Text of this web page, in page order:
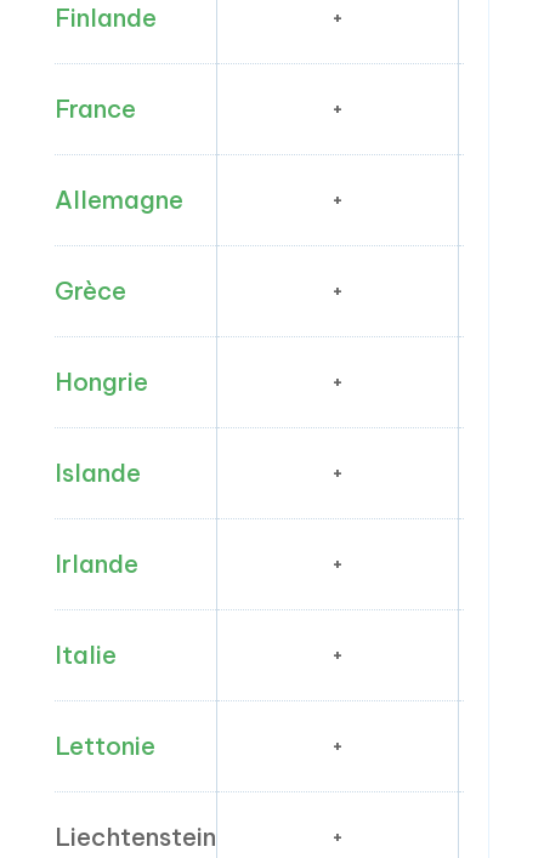
Finlande +
France +
Allemagne +
Grèce +
Hongrie +
Islande +
Irlande +
Italie +
Lettonie +
Liechtenstein +